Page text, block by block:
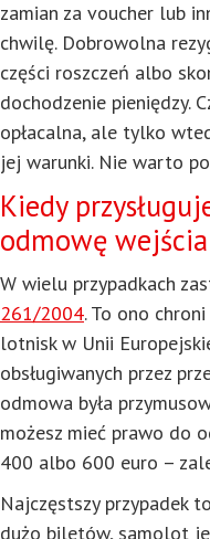
zamian za voucher lub
chwilę. Dobrowolna
części roszczeń albo
dochodzenie pieniędzy.
opłacalna, ale tylko
jej warunki. Nie warto
Kiedy
odmowę
W wielu przypadkach
261/2004. To ono
lotnisk w Unii
obsługiwanych przez
odmowa była
możesz mieć prawo do
400 albo 600 euro –
Najczęstszy przypadek
dużo biletów, samolot